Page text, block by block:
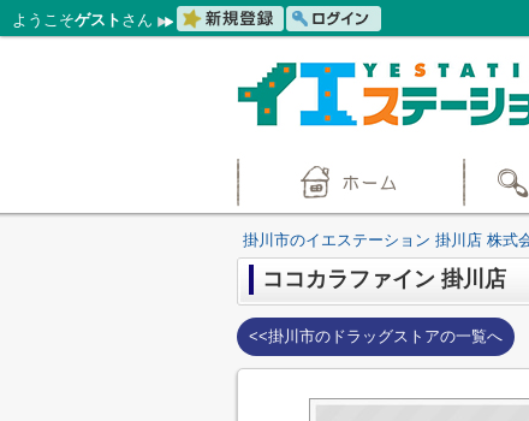
ようこそゲスト さん
掛川市のイエステーション 掛川店 株式
ココカラファイン 掛川店
<<掛川市のドラッグストアの一覧へ